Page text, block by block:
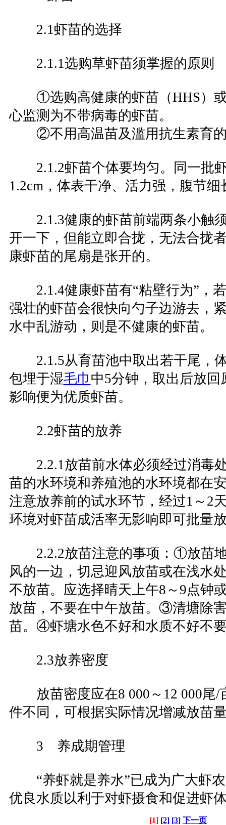
2.1虾苗的选择
2.1.1选购草虾苗须掌握的原则
①选购高健康的虾苗（HHS）或
心监测为不带病毒的虾苗。
②不用高温苗及滥用抗生素育
2.1.2虾苗个体要均匀。同一批
1.2cm，体表干净、活力强，腹节细
2.1.3健康的虾苗前端两条小触
开一下，但能立即合拢，无法合拢
康虾苗的尾扇是张开的。
2.1.4健康虾苗有“粘壁行为”，
强壮的虾苗会很快向勺子边游去，
水中乱游动，则是不健康的虾苗。
2.1.5从育苗池中取出若干尾，体
包埋于湿毛巾 中5分钟，取出后放
影响便为优质虾苗。
2.2虾苗的放养
2.2.1放苗前水体必须经过消毒
苗的水环境和养殖池的水环境都在
注意放养前的试水环节，经过1～2
环境对虾苗成活率无影响即可批量
2.2.2放苗注意的事项：①放苗地
风的一边，切忌迎风放苗或在浅水
不放苗。应选择晴天上午8～9点钟
放苗，不要在中午放苗。③清塘除
苗。④虾塘水色不好和水质不好不
2.3放养密度
放苗密度应在8 000～12 000尾/
件不同，可根据实际情况增减放苗
3 养成期管理
“养虾就是养水”已成为广大虾农
优良水质以利于对虾摄食和促进虾
[1] [2] [3] 下一页